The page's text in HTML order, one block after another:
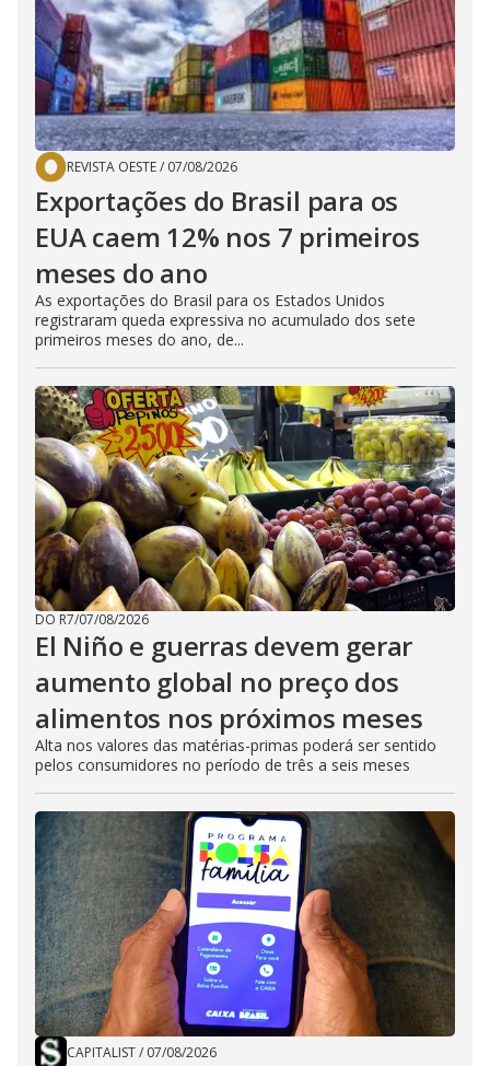
REVISTA OESTE/ 07/08/2026
Exportações do Brasil para os
EUA caem 12% nos 7 primeiros
meses do ano
As exportações do Brasil para os Estados Unidos
registraram queda expressiva no acumulado dos sete
primeiros meses do ano, de...
DO R7/07/08/2026
El Niño e guerras devem gerar
aumento global no preço dos
alimentos nos próximos meses
Alta nos valores das matérias-primas poderá ser sentido
pelos consumidores no período de três a seis meses
CAPITALIST/ 07/08/2026